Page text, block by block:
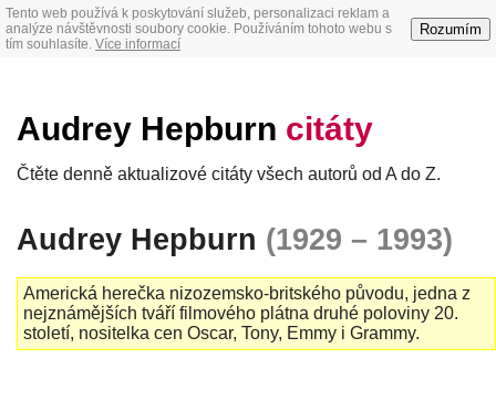
Tento web používá k poskytování služeb, personalizaci reklam a
analýze návštěvnosti soubory cookie. Používáním tohoto webu s
tím souhlasíte. Více informací
Rozumím
Audrey Hepburn citáty
Čtěte denně aktualizové citáty všech autorů od A do Z.
Audrey Hepburn (1929 – 1993)
Americká herečka nizozemsko-britského původu, jedna z
nejznámějších tváří filmového plátna druhé poloviny 20.
století, nositelka cen Oscar, Tony, Emmy i Grammy.